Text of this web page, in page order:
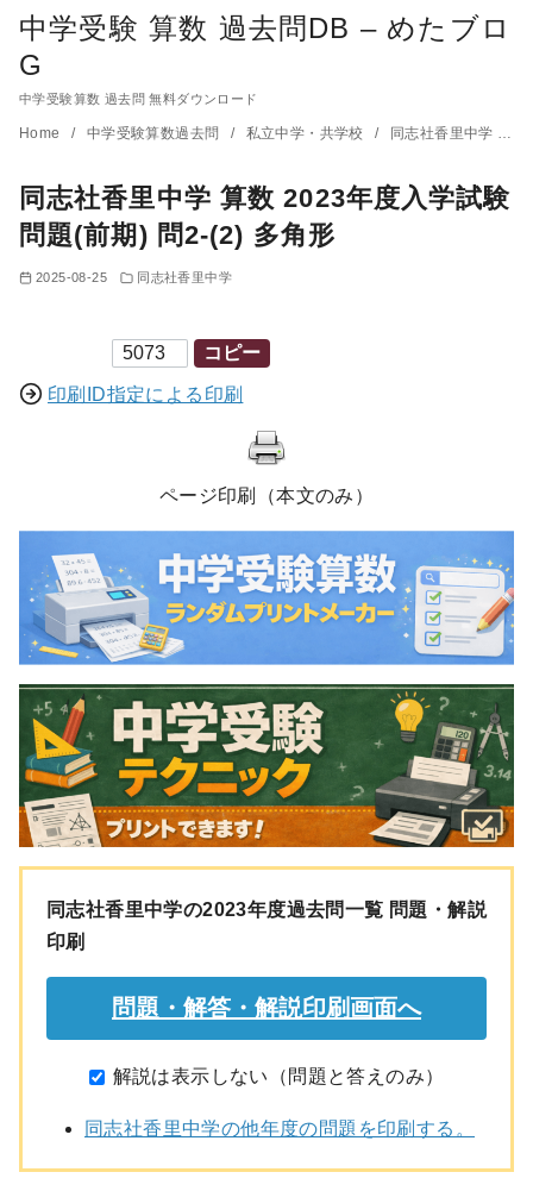
中学受験 算数 過去問DB – めたブロ
G
中学受験算数 過去問 無料ダウンロード
Home 中学受験算数過去問 私立中学・共学校 同志社香里中学
同志社香里中学 算数 2023年度入学試験
問題(前期) 問2-(2) 多角形
2025-08-25 同志社香里中学
コピー
印刷ID指定による印刷
ページ印刷（本文のみ）
同志社香里中学の2023年度過去問一覧 問題・解説
印刷
解説は表示しない（問題と答えのみ）
同志社香里中学の他年度の問題を印刷する。